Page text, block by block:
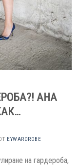
АНА
EYWARDROBE
на гардероба,